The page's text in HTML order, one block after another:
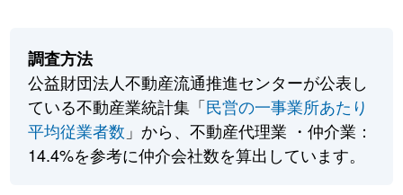
調査方法
公益財団法人不動産流通推進センターが公表し
ている不動産業統計集「民営の一事業所あたり
平均従業者数 」から、不動産代理業 ・仲介業：
14.4%を参考に仲介会社数を算出しています。